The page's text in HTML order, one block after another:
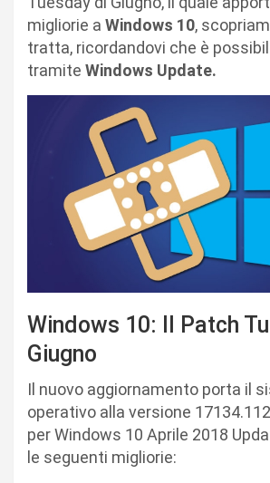
migliorie a Windows 10,
tratta, ricordandovi che è
tramite Windows Update.
Windows 10: Il Patch
Giugno
Il nuovo aggiornamento porta il
operativo alla versione
per Windows 10 Aprile 2018
le seguenti migliorie: